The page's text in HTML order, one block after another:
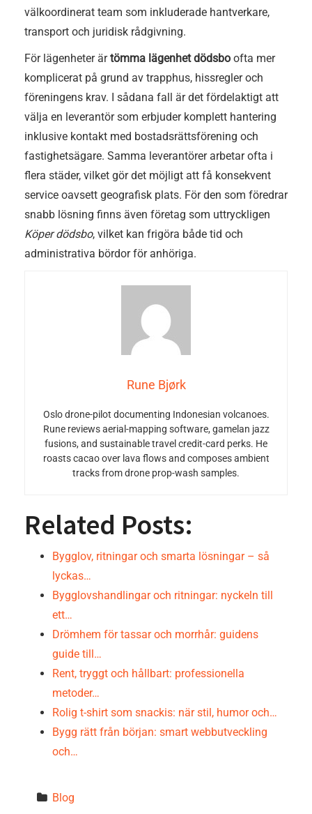
välkoordinerat team som inkluderade hantverkare,
transport och juridisk rådgivning.
För lägenheter ärtömma lägenhet dödsbo ofta mer
komplicerat på grund av trapphus, hissregler och
föreningens krav. I sådana fall är det fördelaktigt att
välja en leverantör som erbjuder komplett hantering
inklusive kontakt med bostadsrättsförening och
fastighetsägare. Samma leverantörer arbetar ofta i
flera städer, vilket gör det möjligt att få konsekvent
service oavsett geografisk plats. För den som föredrar
snabb lösning finns även företag som uttryckligen
Köper dödsbo, vilket kan frigöra både tid och
administrativa bördor för anhöriga.
Rune Bjørk
Oslo drone-pilot documenting Indonesian volcanoes.
Rune reviews aerial-mapping software, gamelan jazz
fusions, and sustainable travel credit-card perks. He
roasts cacao over lava flows and composes ambient
tracks from drone prop-wash samples.
Related Posts:
Bygglov, ritningar och smarta lösningar – så
lyckas…
Bygglovshandlingar och ritningar: nyckeln till
ett…
Drömhem för tassar och morrhår: guidens
guide till…
Rent, tryggt och hållbart: professionella
metoder…
Rolig t-shirt som snackis: när stil, humor och…
Bygg rätt från början: smart webbutveckling
och…
Blog